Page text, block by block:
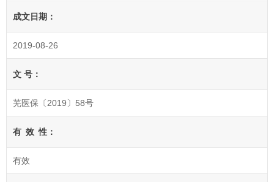
成文日期：
2019-08-26
文 号：
芜医保〔2019〕58号
有 效 性：
有效